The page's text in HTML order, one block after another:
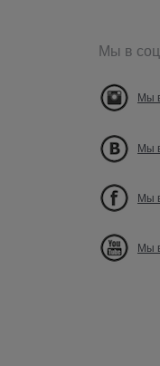
Мы в
Мы
Мы
Мы
Мы